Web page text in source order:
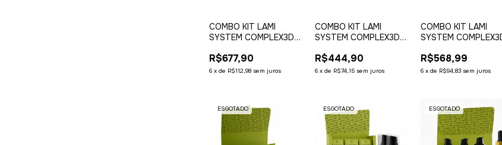
COMBO KIT LAMI
SYSTEM COMPLEX3D
COMPLEX3D
R$677,90
6 xde R$112,98 sem juros
COMBO KIT LAMI
SYSTEM COMPLEX3D
BALM
R$444,90
6 xde R$74,15 sem juros
COMBO KIT LAMI
SYSTEM
R$568,99
6 xde R$94,83 sem juros
ESGOTADO ESGOTADO ESGOTADO